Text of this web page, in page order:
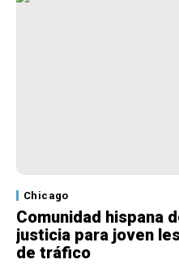
Chicago
Comunidad hispana
justicia para joven
de tráfico